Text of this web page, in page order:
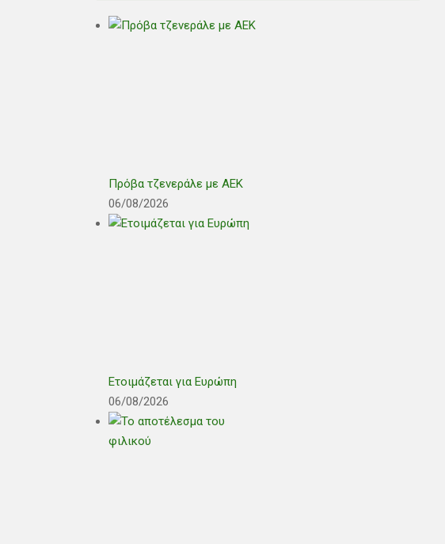
Πρόβα τζενεράλε με ΑΕΚ
06/08/2026
Ετοιμάζεται για Ευρώπη
06/08/2026